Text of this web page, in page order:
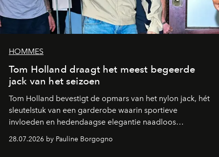
HOMMES
Tom Holland draagt het meest begeerde
jack van het seizoen
Tom Holland bevestigt de opmars van het nylon jack, hét
sleutelstuk van een garderobe waarin sportieve
invloeden en hedendaagse elegantie naadloos
samenkomen.
28.07.2026 by Pauline Borgogno